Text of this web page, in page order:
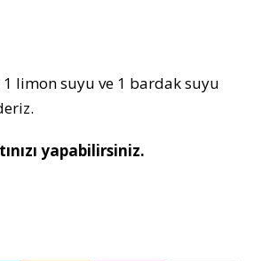
1 limon suyu ve 1 bardak suyu
yapabilirsiniz.